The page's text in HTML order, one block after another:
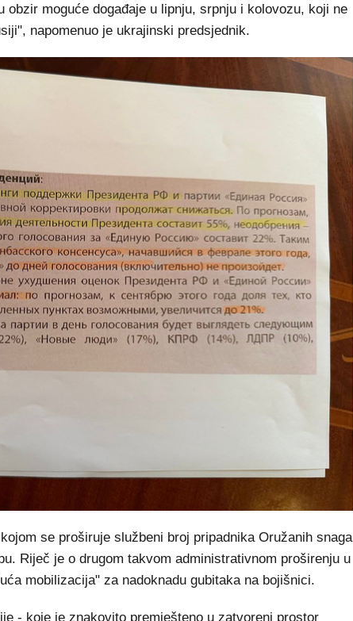
moguće događaje u lipnju, srpnju i kolovozu, koji ne
napomenuo je ukrajinski predsjednik.
se proširuje službeni broj pripadnika Oružanih snaga
Riječ je o drugom takvom administrativnom proširenju u
mobilizacija" za nadoknadu gubitaka na bojišnici.
- koje je znakovito premješteno u zatvoreni prostor